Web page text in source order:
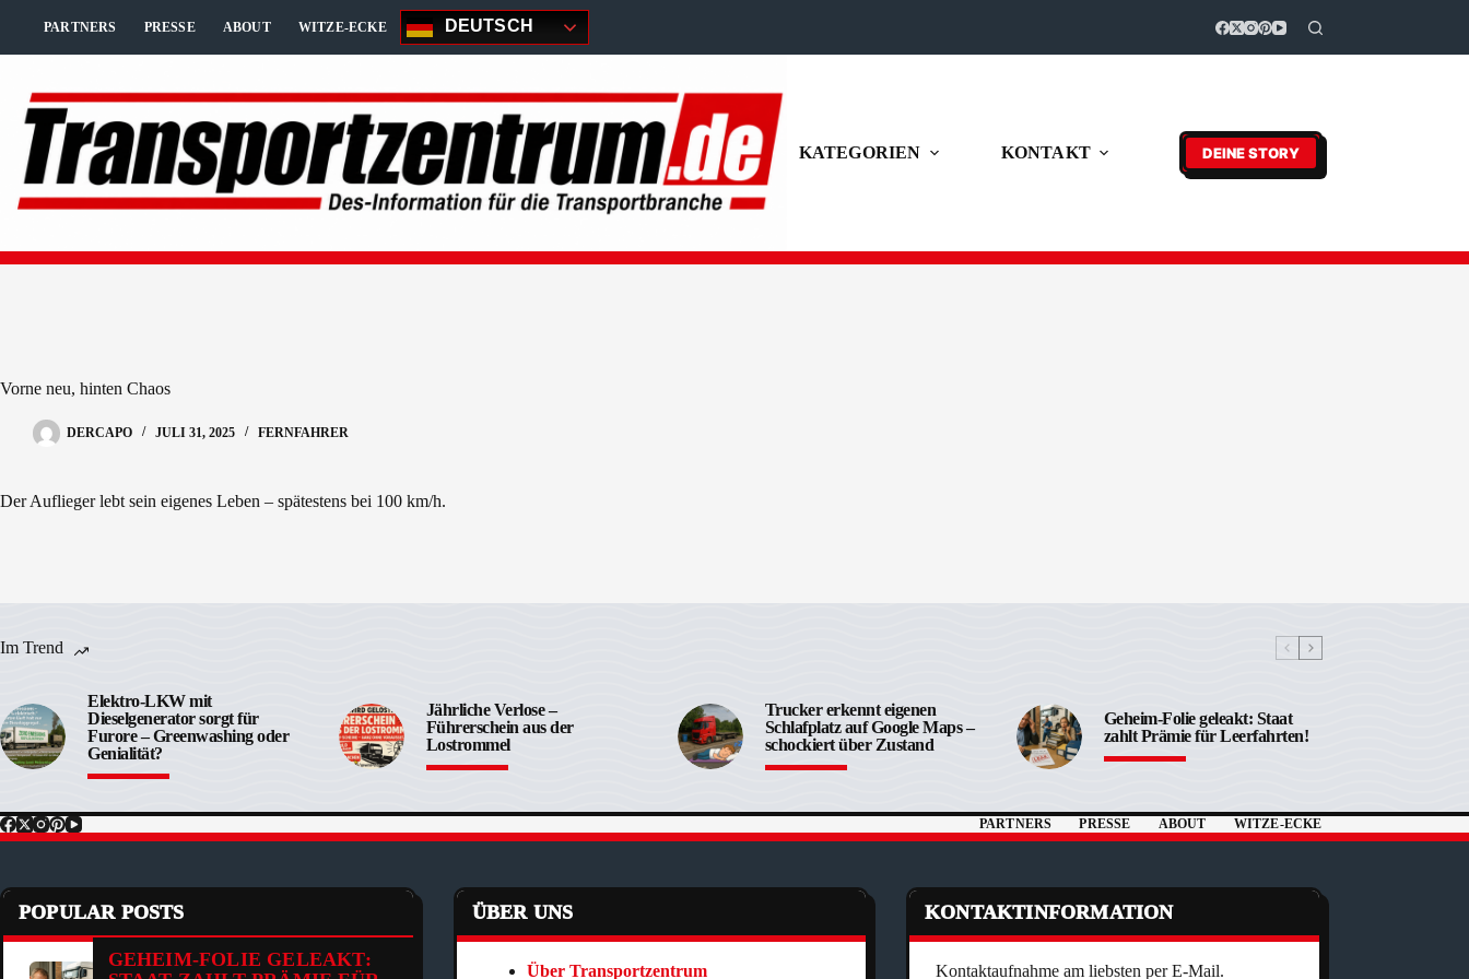
PARTNERS PRESSE ABOUT WITZE-ECKE DEUTSCH
KATEGORIEN KONTAKT DEINE STORY
Vorne neu, hinten Chaos
DERCAPO JULI 31, 2025 FERNFAHRER
Der Auflieger lebt sein eigenes Leben – spätestens bei 100 km/h.
Im Trend
Elektro-LKW mit
Dieselgenerator sorgt für
Furore – Greenwashing oder
Genialität?
Jährliche Verlose –
Führerschein aus der
Lostrommel
Trucker erkennt eigenen
Schlafplatz auf Google Maps –
schockiert über Zustand
Geheim-Folie geleakt: Staat
zahlt Prämie für Leerfahrten!
PARTNERS PRESSE ABOUT WITZE-ECKE
POPULAR POSTS
GEHEIM-FOLIE GELEAKT:
ÜBER UNS
Über Transportzentrum
KONTAKTINFORMATION
Kontaktaufnahme am liebsten per E-Mail.